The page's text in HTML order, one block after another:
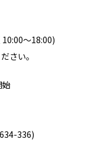
～18:00)
さい。
336)